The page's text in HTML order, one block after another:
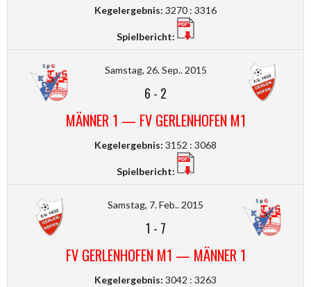
Kegelergebnis: 3270 : 3316
Spielbericht:
Samstag, 26. Sep.. 2015
6 - 2
MÄNNER 1 — FV GERLENHOFEN M1
Kegelergebnis: 3152 : 3068
Spielbericht:
Samstag, 7. Feb.. 2015
1 - 7
FV GERLENHOFEN M1 — MÄNNER 1
Kegelergebnis: 3042 : 3263